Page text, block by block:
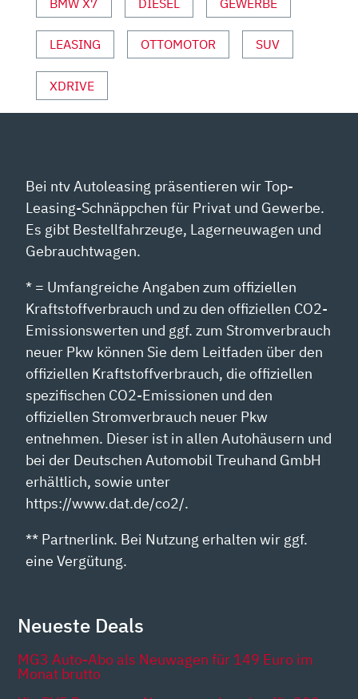
LEASING OTTOMOTOR SUV
XDRIVE
Bei ntv Autoleasing präsentieren wir Top-
Leasing-Schnäppchen für Privat und Gewerbe.
Es gibt Bestellfahrzeuge, Lagerneuwagen und
Gebrauchtwagen.
* = Umfangreiche Angaben zum offiziellen
Kraftstoffverbrauch und zu den offiziellen CO2-
Emissionswerten und ggf. zum Stromverbrauch
neuer Pkw können Sie dem Leitfaden über den
offiziellen Kraftstoffverbrauch, die offiziellen
spezifischen CO2-Emissionen und den
offiziellen Stromverbrauch neuer Pkw
entnehmen. Dieser ist in allen Autohäusern und
bei der Deutschen Automobil Treuhand GmbH
erhältlich, sowie unter
https://www.dat.de/co2/.
** Partnerlink. Bei Nutzung erhalten wir ggf.
eine Vergütung.
Neueste Deals
MG3 Auto-Abo als Neuwagen für 149 Euro im
Monat brutto